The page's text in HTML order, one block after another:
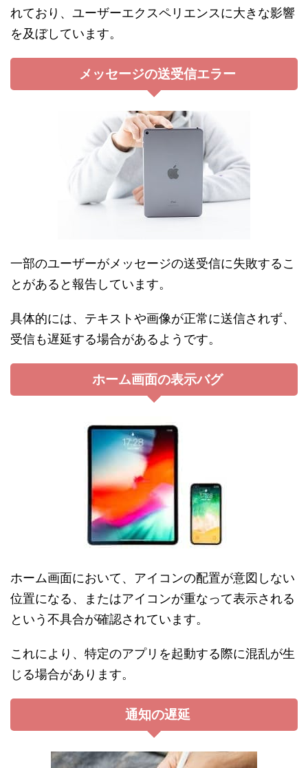
れており、ユーザーエクスペリエンスに大きな影響
を及ぼしています。
メッセージの送受信エラー
一部のユーザーがメッセージの送受信に失敗するこ
とがあると報告しています。
具体的には、テキストや画像が正常に送信されず、
受信も遅延する場合があるようです。
ホーム画面の表示バグ
ホーム画面において、アイコンの配置が意図しない
位置になる、またはアイコンが重なって表示される
という不具合が確認されています。
これにより、特定のアプリを起動する際に混乱が生
じる場合があります。
通知の遅延